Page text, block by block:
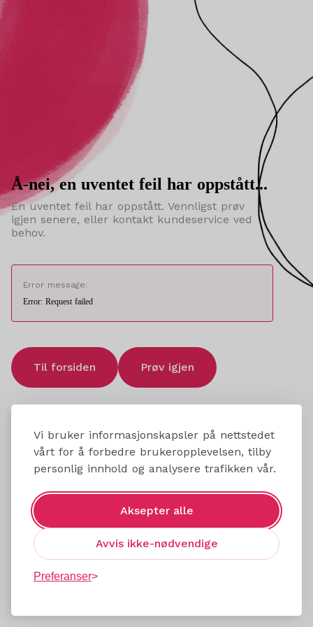
Vi bruker informasjonskapsler på nettstedet
vårt for å forbedre brukeropplevelsen, tilby
personlig innhold og analysere trafikken vår.
Aksepter alle
Avvis ikke-nødvendige
Preferanser
Å-nei, en uventet feil har oppstått...
En uventet feil har oppstått. Vennligst prøv
igjen senere, eller kontakt kundeservice ved
behov.
Error message:
Error: Request failed
Til forsiden Prøv igjen